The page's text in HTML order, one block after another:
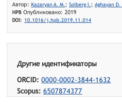
Автор: Kazaryan A. M.; Solberg I.; Aghayan D.
HPBОпубликовано: 2019
DOI: 10.1016/j.hpb.2019.11.014
Другие идентификаторы
ORCID: 0000-0002-3844-1632
Scopus: 6507874377